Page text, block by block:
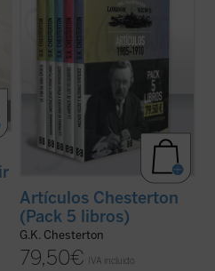
Artículos Chesterton
(Pack 5 libros)
G.K. Chesterton
79,50€ IVA incluido